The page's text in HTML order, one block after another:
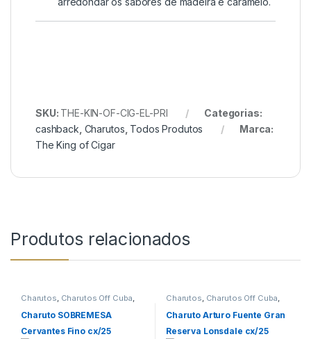
SKU: THE-KIN-OF-CIG-EL-PRI
Categorias:
cashback Charutos Todos Produtos
Marca:
The King of Cigar
Produtos relacionados
Charutos Charutos Off Cuba
Charutos Sobremesa
Charuto SOBREMESA
Cervantes Fino cx/25
Charutos Charutos Off Cuba
Todos Produtos
Charuto Arturo Fuente Gran
Reserva Lonsdale cx/25